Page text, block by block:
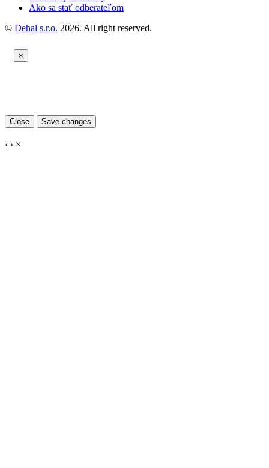
Ako sa stať odberateľom
© Dehal s.r.o. 2026. All right reserved.
×
Close Save changes
‹ › ×